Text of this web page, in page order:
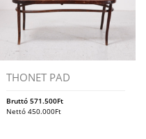
THONET PAD
Bruttó571.500Ft
Nettó450.000Ft